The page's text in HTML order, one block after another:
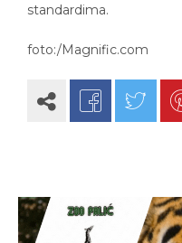
standardima.
foto:/Magnific.com